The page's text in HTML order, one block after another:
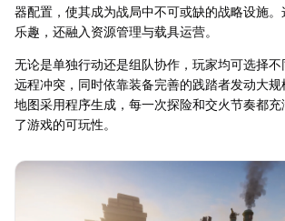
器配置，使其成为战局中不可或缺的战略设施
乐趣，还融入资源管理与载具运营。
无论是单独行动还是组队协作，玩家均可选择
远程冲突，同时依靠装备完善的践踏者发动大
地图采用程序生成，每一次探险和交火节奏都
了游戏的可玩性。